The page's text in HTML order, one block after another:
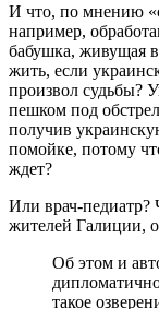
И что, по мнению
например,
бабушка, живущая
жить, если
произвол судьбы?
пешком под
получив
помойке, потому
ждет?
Или врач-
жителей Галиции,
Об этом и
такое